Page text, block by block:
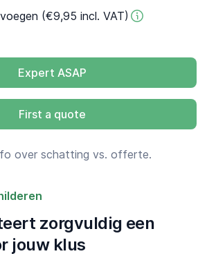
(€9,95 incl. VAT)
Expert ASAP
First a quote
over schatting vs. offerte.
zorgvuldig een
jouw klus